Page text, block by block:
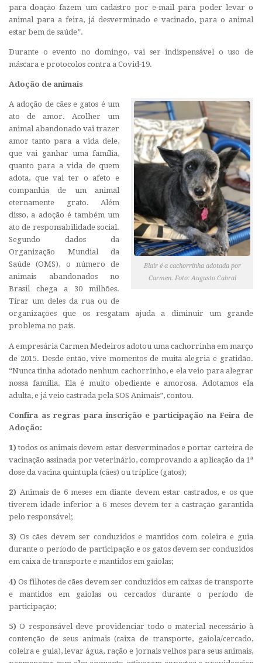
para doação fazem um cadastro por e-mail para poder levar o
animal para a feira, já desverminado e vacinado, para o animal
estar bem de saúde”.
Durante o evento no domingo, vai ser indispensável o uso de
máscara e protocolos contra a Covid-19.
Adoção de animais
Blair é a cachorrinha adotada por
Carmen. Foto: Augusto Cabral
A adoção de cães e gatos é um
ato de amor. Acolher um
animal abandonado vai trazer
amor tanto para a vida dele,
que vai ganhar uma família,
quanto para a vida de quem
adota, que vai ter o afeto e
companhia de um animal
eternamente grato. Além
disso, a adoção é também um
ato de responsabilidade social.
Segundo dados da
Organização Mundial da
Saúde (OMS), o número de
animais abandonados no
Brasil chega a 30 milhões.
Tirar um deles da rua ou de
organizações que os resgatam ajuda a diminuir um grande
problema no país.
A empresária Carmen Medeiros adotou uma cachorrinha em março
de 2015. Desde então, vive momentos de muita alegria e gratidão.
“Nunca tinha adotado nenhum cachorrinho, e ela veio para alegrar
nossa família. Ela é muito obediente e amorosa. Adotamos ela
adulta, e já veio castrada pela SOS Animais”, contou.
Confira as regras para inscrição e participação na Feira de
Adoção:
1) todos os animais devem estar desverminados e portar carteira de
vacinação assinada por veterinário, comprovando a aplicação da 1ª
dose da vacina quíntupla (cães) ou tríplice (gatos);
2) Animais de 6 meses em diante devem estar castrados, e os que
tiverem idade inferior a 6 meses devem ter a castração garantida
pelo responsável;
3) Os cães devem ser conduzidos e mantidos com coleira e guia
durante o período de participação e os gatos devem ser conduzidos
em caixa de transporte e mantidos em gaiolas;
4) Os filhotes de cães devem ser conduzidos em caixas de transporte
e mantidos em gaiolas ou cercados durante o período de
participação;
5) O responsável deve providenciar todo o material necessário à
contenção de seus animais (caixa de transporte, gaiola/cercado,
coleira e guia), levar água, ração e jornais velhos para seus animais,